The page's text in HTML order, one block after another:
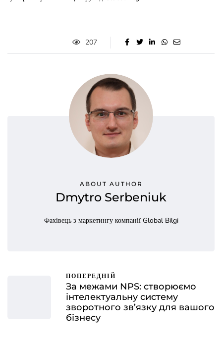
207
ABOUT AUTHOR
Dmytro Serbeniuk
Фахівець з маркетингу компанії Global Bilgi
ПОПЕРЕДНІЙ
За межами NPS: створюємо
інтелектуальну систему
зворотного зв’язку для вашого
бізнесу